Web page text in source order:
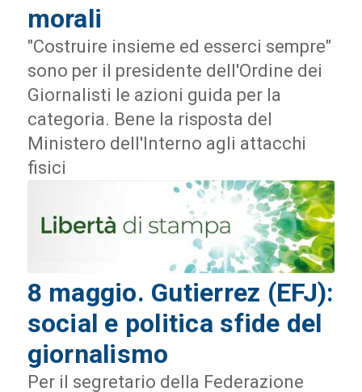
morali
"Costruire insieme ed esserci sempre"
sono per il presidente dell'Ordine dei
Giornalisti le azioni guida per la
categoria. Bene la risposta del
Ministero dell'Interno agli attacchi
fisici
8 maggio. Gutierrez (EFJ):
social e politica sfide del
giornalismo
Per il segretario della Federazione